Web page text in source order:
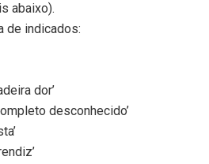
abaixo).
de indicados:
dor’
desconhecido’